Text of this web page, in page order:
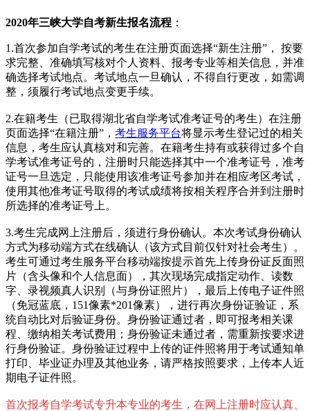
2020年三峡大学自考新生报名流程 ：
1.首次参加自学考试的考生在注册页面选择“新生注册”， 按要
求完整、准确填写核对个人资料、报考专业等相关信息，并准
确选择考试地点。考试地点一旦确认，不得自行更改，如需调
整，须履行考试地点变更手续。
2.在籍考生（已取得湖北省自学考试准考证号的考生）在注册
页面选择“在籍注册”， 考生服务平台将显示考生登记过的相关
信息，考生应认真核对和完善。在籍考生持有或获得过多个自
学考试准考证号的，注册时只能选择其中一个准考证号，准考
证号一旦选定，只能使用该准考证号参加并在相应考区考试，
使用其他准考证号取得的考试成绩将按相关程序合并到注册时
所选择的准考证号上。
3.考生完成网上注册后，须进行身份确认。本次考试身份确认
方式为移动端方式在线确认（该方式目前仅针对社会考生）。
考生可通过考生服务平台移动端按提示首先上传身份证反面照
片（含头像和个人信息面），其次现场完成指定动作、读数
字、录视频真人识别（与身份证照片），最后上传电子证件照
（免冠蓝底，151像素*201像素），进行再次身份证验证，系
统自动比对后验证身份。身份验证通过者，即可报考相关课
程、缴纳相关考试费用；身份验证未通过者，需重新按要求进
行身份验证。身份验证过程中上传的证件照将用于考试通知单
打印、毕业证办理及其他业务，请严格按照要求，上传本人近
期电子证件照。
首次报考自学考试专升本专业的考生，在网上注册时应认真、